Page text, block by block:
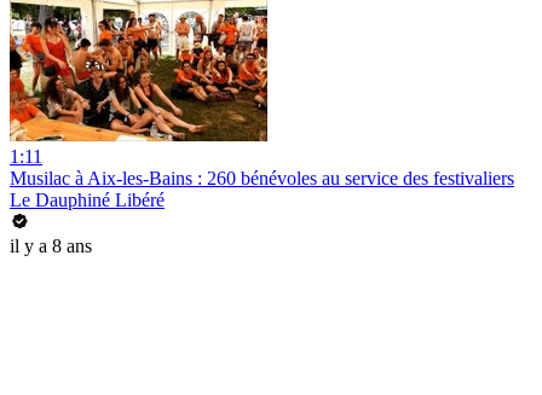
1:11
Musilac à Aix-les-Bains : 260 bénévoles au service des festivaliers
Le Dauphiné Libéré
il y a 8 ans